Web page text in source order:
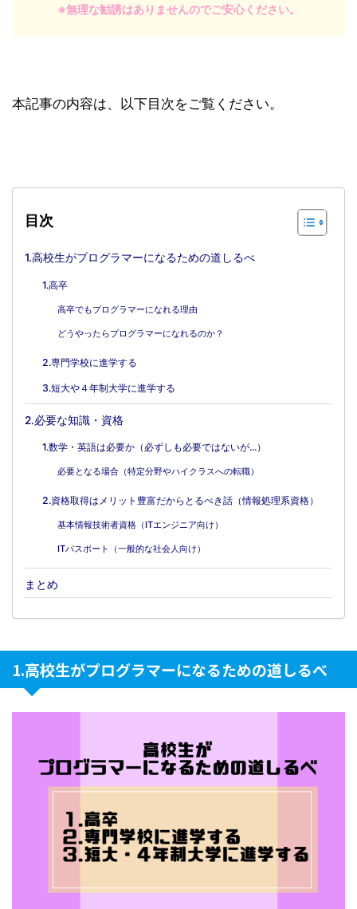
※無理な勧誘はありませんのでご安心ください。
本記事の内容は、以下目次をご覧ください。
目次
1.高校生がプログラマーになるための道しるべ
1.高卒
高卒でもプログラマーになれる理由
どうやったらプログラマーになれるのか？
2.専門学校に進学する
3.短大や４年制大学に進学する
2.必要な知識・資格
1.数学・英語は必要か（必ずしも必要ではないが...）
必要となる場合（特定分野やハイクラスへの転職）
2.資格取得はメリット豊富だからとるべき話（情報処理系資格）
基本情報技術者資格（ITエンジニア向け）
ITパスポート（一般的な社会人向け）
まとめ
1.高校生がプログラマーになるための道しるべ